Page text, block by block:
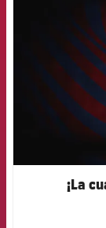
¡La